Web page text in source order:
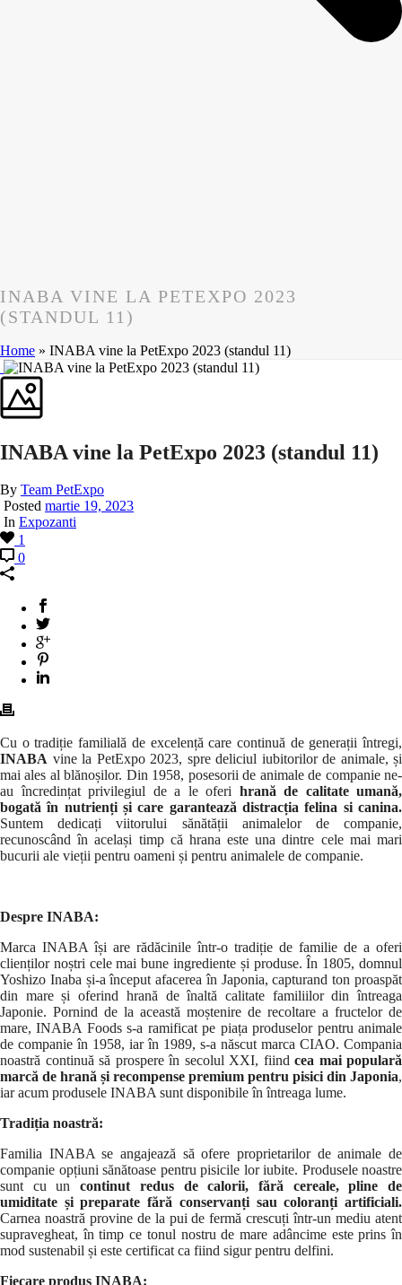
INABA VINE LA PETEXPO 2023
(STANDUL 11)
Home » INABA vine la PetExpo 2023 (standul 11)
INABA vine la PetExpo 2023 (standul 11)
By Team PetExpo
Posted martie 19, 2023
In Expozanti
1
0
Cu o tradiție familială de excelență care continuă de generații întregi,
INABA vine la PetExpo 2023, spre deliciul iubitorilor de animale, și
mai ales al blănoșilor. Din 1958, posesorii de animale de companie ne-
au încredințat privilegiul de a le oferi hrană de calitate umană,
bogată în nutrienți și care garantează distracția felina si canina.
Suntem dedicați viitorului sănătății animalelor de companie,
recunoscând în același timp că hrana este una dintre cele mai mari
bucurii ale vieții pentru oameni și pentru animalele de companie.
Despre INABA:
Marca INABA își are rădăcinile într-o tradiție de familie de a oferi
clienților noștri cele mai bune ingrediente și produse. În 1805, domnul
Yoshizo Inaba și-a început afacerea în Japonia, capturand ton proaspăt
din mare și oferind hrană de înaltă calitate familiilor din întreaga
Japonie. Pornind de la această moștenire de recoltare a fructelor de
mare, INABA Foods s-a ramificat pe piața produselor pentru animale
de companie în 1958, iar în 1989, s-a născut marca CIAO. Compania
noastră continuă să prospere în secolul XXI, fiind cea mai populară
marcă de hrană și recompense premium pentru pisici din Japonia,
iar acum produsele INABA sunt disponibile în întreaga lume.
Tradiția noastră:
Familia INABA se angajează să ofere proprietarilor de animale de
companie opțiuni sănătoase pentru pisicile lor iubite. Produsele noastre
sunt cu uncontinut redus de calorii, fără cereale, pline de
umiditate și preparate fără conservanți sau coloranți artificiali.
Carnea noastră provine de la pui de fermă crescuți într-un mediu atent
supravegheat, în timp ce tonul nostru de mare adâncime este prins în
mod sustenabil și este certificat ca fiind sigur pentru delfini.
Fiecare produs INABA: